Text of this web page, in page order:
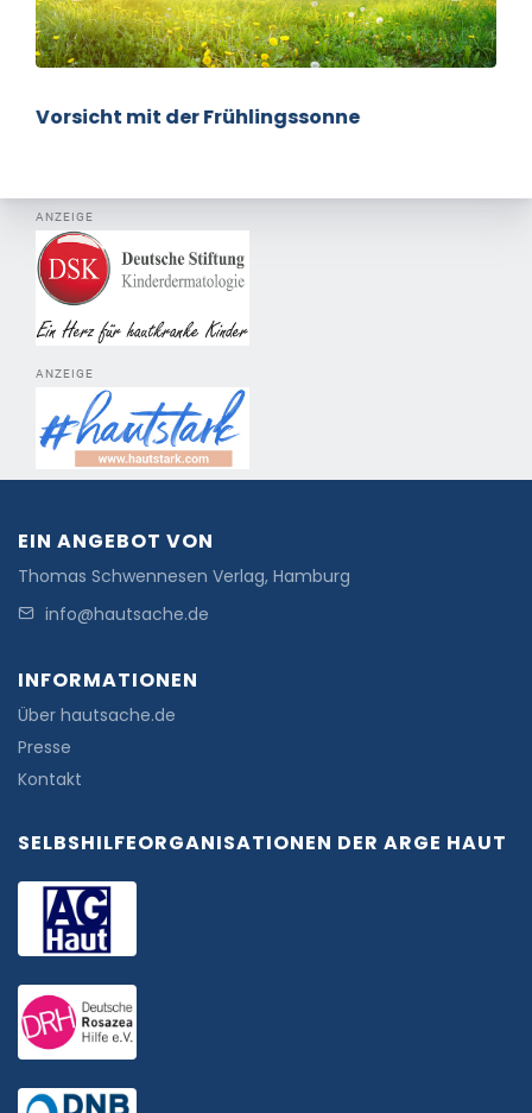
Vorsicht mit der Frühlingssonne
ANZEIGE
ANZEIGE
EIN ANGEBOT VON
Thomas Schwennesen Verlag, Hamburg
info@hautsache.de
INFORMATIONEN
Über hautsache.de
Presse
Kontakt
SELBSHILFEORGANISATIONEN DER ARGE HAUT